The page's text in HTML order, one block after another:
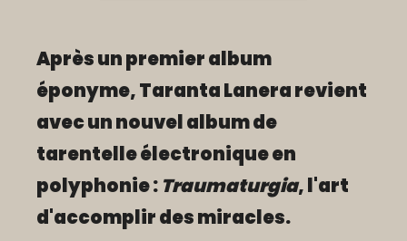
Après un premier album
éponyme, Taranta Lanera revient
avec un nouvel album de
tarentelle électronique en
polyphonie : Traumaturgia, l'art
d'accomplir des miracles.